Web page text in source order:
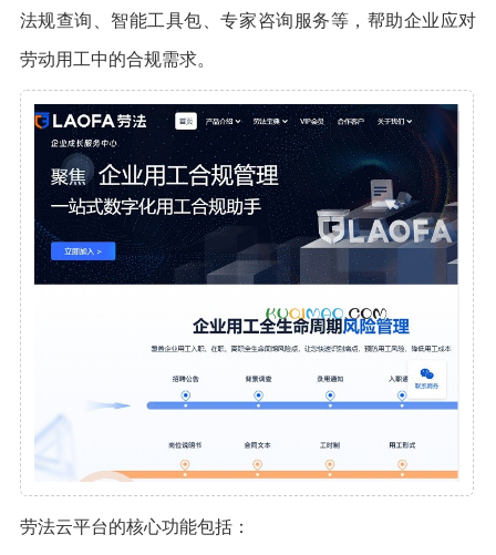
法规查询、智能工具包、专家咨询服务等，帮助企业应对
劳动用工中的合规需求。
劳法云平台的核心功能包括：